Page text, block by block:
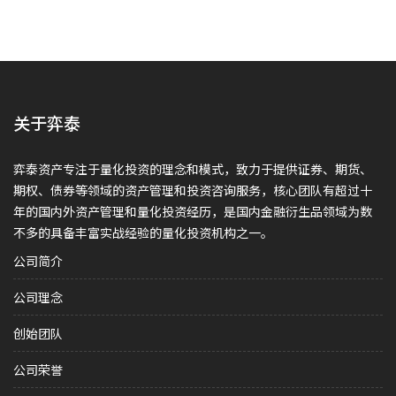
关于弈泰
弈泰资产专注于量化投资的理念和模式，致力于提供证券、期货、
期权、债券等领域的资产管理和投资咨询服务，核心团队有超过十
年的国内外资产管理和量化投资经历，是国内金融衍生品领域为数
不多的具备丰富实战经验的量化投资机构之一。
公司简介
公司理念
创始团队
公司荣誉